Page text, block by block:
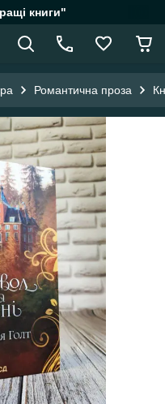
книги"
Романтична проза